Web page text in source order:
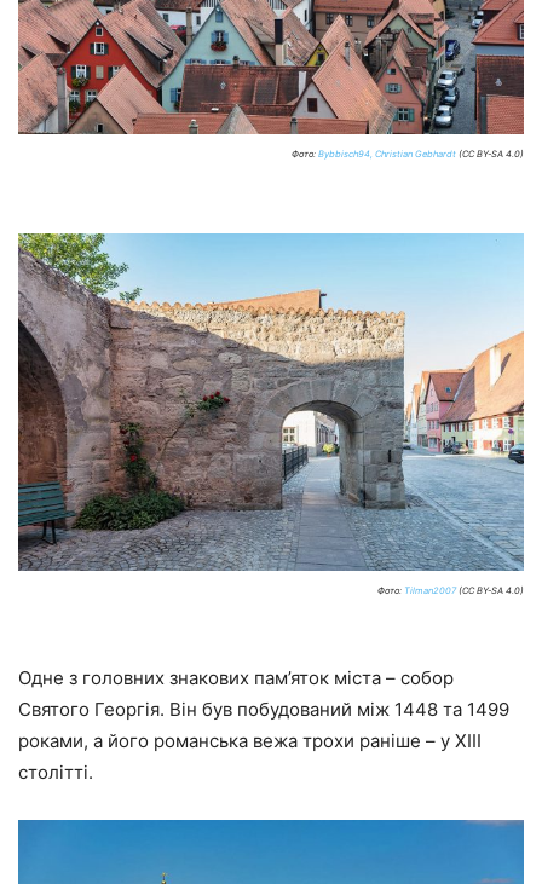
Фото: Bybbisch94, Christian Gebhardt (CC BY-SA 4.0)
Фото: Tilman2007(CC BY-SA 4.0)
Одне з головних знакових пам’яток міста – собор
Святого Георгія. Він був побудований між 1448 та 1499
роками, а його романська вежа трохи раніше – у XIII
столітті.